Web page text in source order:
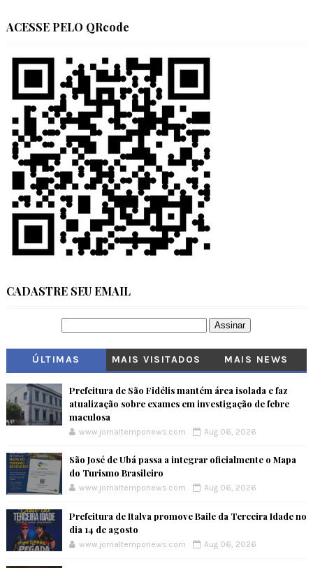
ACESSE PELO QRcode
CADASTRE SEU EMAIL
ÚLTIMAS MAIS VISITADOS MAIS NEWS
Prefeitura de São Fidélis mantém área isolada e faz
atualização sobre exames em investigação de febre
maculosa
www.jornaltemponews.com Aug 06, 2026
São José de Ubá passa a integrar oficialmente o Mapa
do Turismo Brasileiro
www.jornaltemponews.com Aug 06, 2026
Prefeitura de Italva promove Baile da Terceira Idade no
dia 14 de agosto
www.jornaltemponews.com Aug 06, 2026